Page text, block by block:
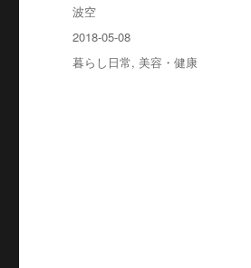
投
稿
波空
投
稿
日:
2018-05-08
カ
暮らし日常, 美容・健康